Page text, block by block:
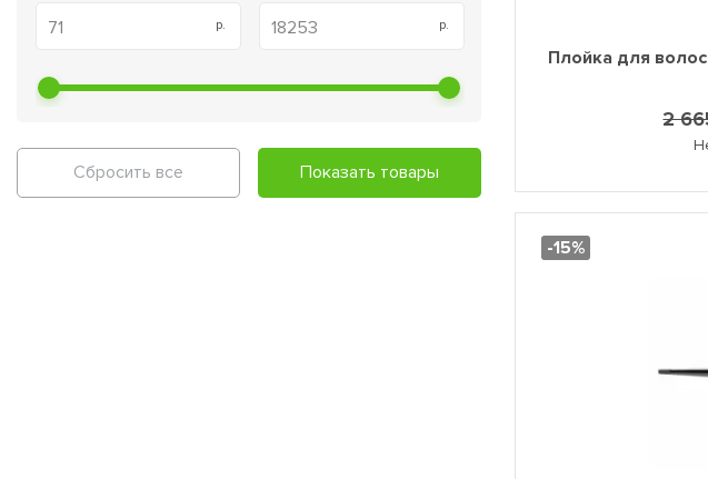
Сбросить все Показать товары
Плойка для
2
-15%